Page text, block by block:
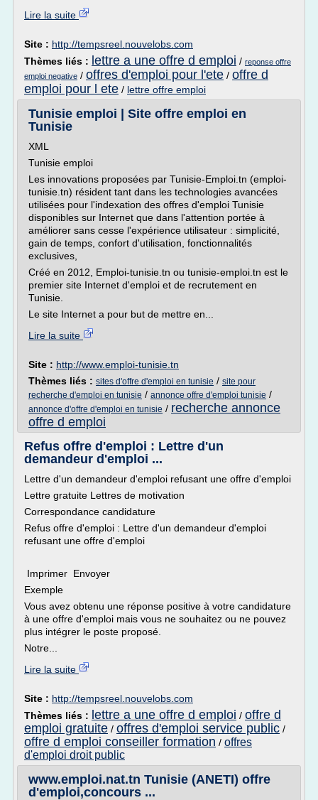
Lire la suite
Site : http://tempsreel.nouvelobs.com
Thèmes liés : lettre a une offre d emploi / reponse offre
emploi negative / offres d'emploi pour l'ete / offre d
emploi pour l ete / lettre offre emploi
Tunisie emploi | Site offre emploi en
Tunisie
XML
Tunisie emploi
Les innovations proposées par Tunisie-Emploi.tn (emploi-
tunisie.tn) résident tant dans les technologies avancées
utilisées pour l'indexation des offres d'emploi Tunisie
disponibles sur Internet que dans l'attention portée à
améliorer sans cesse l'expérience utilisateur : simplicité,
gain de temps, confort d'utilisation, fonctionnalités
exclusives,
Créé en 2012, Emploi-tunisie.tn ou tunisie-emploi.tn est le
premier site Internet d'emploi et de recrutement en
Tunisie.
Le site Internet a pour but de mettre en...
Lire la suite
Site : http://www.emploi-tunisie.tn
Thèmes liés : sites d'offre d'emploi en tunisie / site pour
recherche d'emploi en tunisie / annonce offre d'emploi tunisie /
annonce d'offre d'emploi en tunisie / recherche annonce
offre d emploi
Refus offre d'emploi : Lettre d'un
demandeur d'emploi ...
Lettre d'un demandeur d'emploi refusant une offre d'emploi
Lettre gratuite Lettres de motivation
Correspondance candidature
Refus offre d'emploi : Lettre d'un demandeur d'emploi
refusant une offre d'emploi
Imprimer Envoyer
Exemple
Vous avez obtenu une réponse positive à votre candidature
à une offre d'emploi mais vous ne souhaitez ou ne pouvez
plus intégrer le poste proposé.
Notre...
Lire la suite
Site : http://tempsreel.nouvelobs.com
Thèmes liés : lettre a une offre d emploi / offre d
emploi gratuite / offres d'emploi service public /
offre d emploi conseiller formation / offres
d'emploi droit public
www.emploi.nat.tn Tunisie (ANETI) offre
d'emploi,concours ...